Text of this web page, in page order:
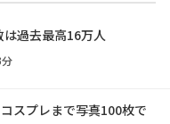
は過去最高16万人
スプレまで――写真100枚で